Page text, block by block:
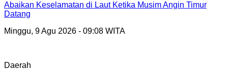
Abaikan Keselamatan di Laut Ketika Musim Angin Timur
Datang
Minggu, 9 Agu 2026 - 09:08 WITA
Daerah